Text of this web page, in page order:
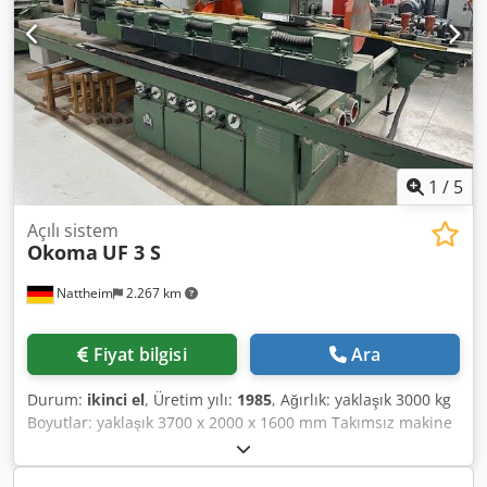
1 / 5
Nattheim 2.267 km
Açılı sistem
Okoma UF 3 S
Fiyat bilgisi Ara
Durum: ikinci el, Üretim yılı: 1985, Ağırlık: yaklaşık 3000 kg
Boyutlar: yaklaşık 3700 x 2000 x 1600 mm Takımsız makine
Cedjvvi Ttjpfx An Hsrf Stok yeri: Nattheim